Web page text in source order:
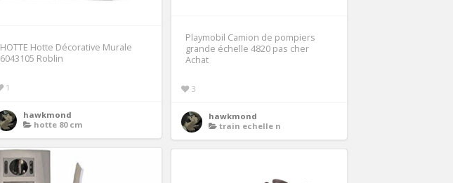
Playmobil Camion de pompiers
grande échelle 4820 pas cher
Achat
3
hawkmond
train echelle n
HOTTE Hotte Décorative Murale
6043105 Roblin
1
hawkmond
hotte 80 cm